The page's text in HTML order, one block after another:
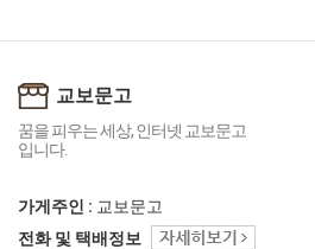
교보문고
꿈을 피우는 세상, 인터넷 교보문고
입니다.
가게주인 : 교보문고
전화 및 택배정보